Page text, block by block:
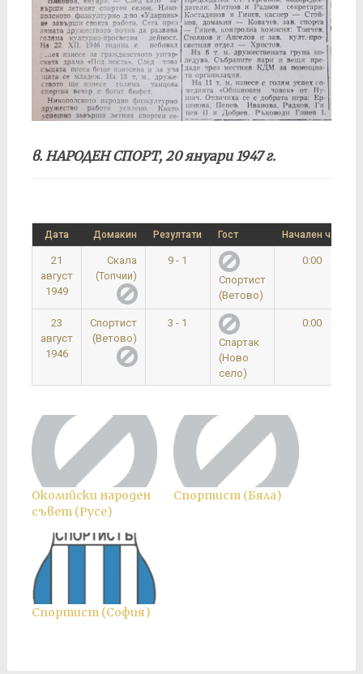
в. НАРОДЕН СПОРТ, 20 януари 1947 г.
Дата Домакин Резултати Гост Начален час
21
август
1949
Скала
(Топчии)
9 - 1
Спортист
(Ветово)
0:00
23
август
1946
Спортист
(Ветово)
3 - 1
Спартак
(Ново
село)
0:00
Околийски народен
съвет (Русе)
Спортист (Бяла)
Спортист (София)